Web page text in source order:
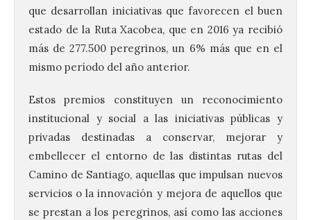
que desarrollan iniciativas que favorecen el buen
estado de la Ruta Xacobea, que en 2016 ya recibió
más de 277.500 peregrinos, un 6% más que en el
mismo período del año anterior.
Estos premios constituyen un reconocimiento
institucional y social a las iniciativas públicas y
privadas destinadas a conservar, mejorar y
embellecer el entorno de las distintas rutas del
Camino de Santiago, aquellas que impulsan nuevos
servicios o la innovación y mejora de aquellos que
se prestan a los peregrinos, así como las acciones